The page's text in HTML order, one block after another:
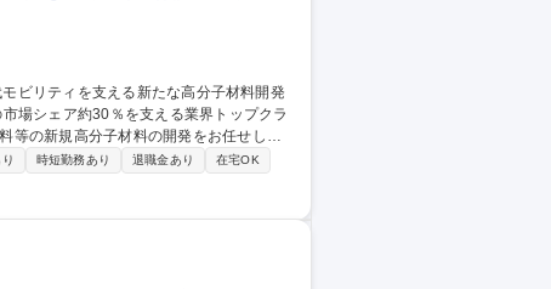
場シェア約30％を支える業界トップクラ
等の新規高分子材料の開発をお任せしま
発 └加飾・表面質感を活かした意匠性向
ニュートラル・資源循環の開発 ■その他、
発】次世代モビリティを支える新たな高分子材料開発
時短勤務あり 退職金あり
在宅OK